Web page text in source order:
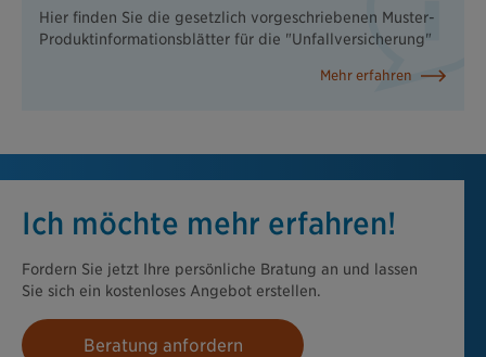
Hier finden Sie die gesetzlich vorgeschriebenen Muster-
Produktinformationsblätter für die "Unfallversicherung"
Mehr erfahren
Ich möchte mehr erfahren!
Fordern Sie jetzt Ihre persönliche Bratung an und lassen
Sie sich ein kostenloses Angebot erstellen.
Beratung anfordern